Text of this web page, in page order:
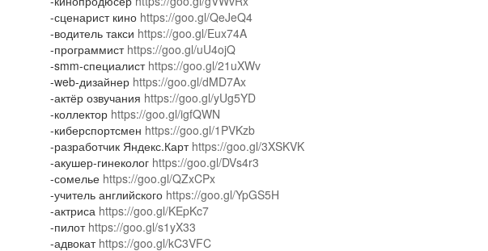
-сценарист кино https://goo.gl/QeJeQ4
-водитель такси https://goo.gl/Eux74A
-программист https://goo.gl/uU4ojQ
-smm-специалист https://goo.gl/21uXWv
-web-дизайнер https://goo.gl/dMD7Ax
-актёр озвучания https://goo.gl/yUg5YD
-коллектор https://goo.gl/igfQWN
-киберспортсмен https://goo.gl/1PVKzb
-разработчик Яндекс.Карт https://goo.gl/3XSKVK
-акушер-гинеколог https://goo.gl/DVs4r3
-сомелье https://goo.gl/QZxCPx
-учитель английского https://goo.gl/YpGS5H
-актриса https://goo.gl/KEpKc7
-пилот https://goo.gl/s1yX33
-адвокат https://goo.gl/kC3VFC